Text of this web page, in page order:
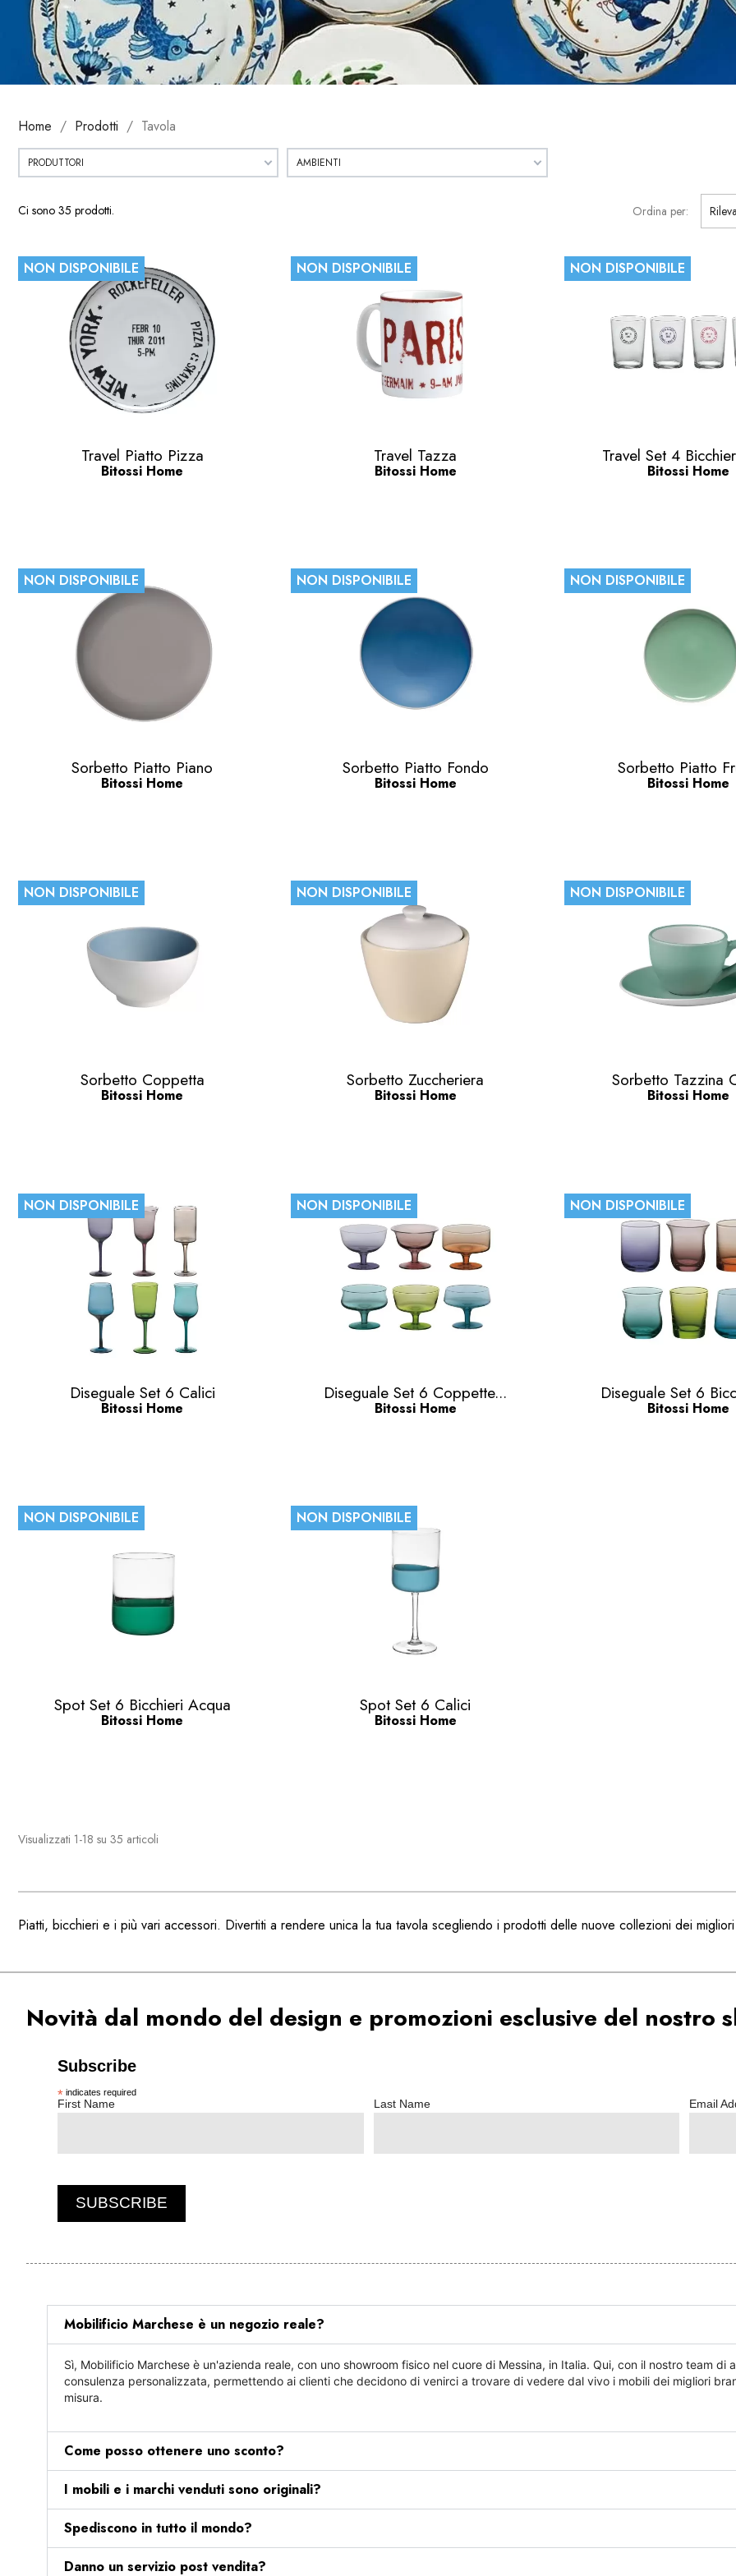
Home Prodotti Tavola
PRODUTTORI AMBIENTI
Ci sono 35 prodotti. Ordina per:
 Anteprima
Travel Piatto Pizza
Bitossi Home
NON DISPONIBILE
Anteprima
Travel Tazza
Bitossi Home
NON DISPONIBILE
 Anteprima
Travel Set 4
Bitossi Home
NON DISPONIBILE
Anteprima
Sorbetto Piatto Piano
Bitossi Home
NON DISPONIBILE
Anteprima
Sorbetto Piatto Fondo
Bitossi Home
NON DISPONIBILE
Anteprima
Sorbetto Piatto
Bitossi Home
NON DISPONIBILE
Anteprima
Sorbetto Coppetta
Bitossi Home
NON DISPONIBILE
Anteprima
Sorbetto Zuccheriera
Bitossi Home
NON DISPONIBILE
 Anteprima
Sorbetto Tazzina
Bitossi Home
NON DISPONIBILE
Anteprima
Diseguale Set 6 Calici
Bitossi Home
NON DISPONIBILE
Anteprima
Diseguale Set 6 Coppette...
Bitossi Home
NON DISPONIBILE
 Anteprima
Diseguale Set 6
Bitossi Home
NON DISPONIBILE
Anteprima
Spot Set 6 Bicchieri Acqua
Bitossi Home
NON DISPONIBILE
Anteprima
Spot Set 6 Calici
Bitossi Home
NON DISPONIBILE
Visualizzati 1-18 su 35 articoli
Piatti, bicchieri e i più vari accessori. Divertiti a rendere unica la tua tavola scegliendo i prodotti delle nuove collezioni dei
Novità dal mondo del design e promozioni esclusive del nostro
Subscribe
* indicates required
First Name Last Name Email
Mobilificio Marchese è un negozio reale?
Sì, Mobilificio Marchese è un'azienda reale, con uno showroom fisico nel cuore di Messina, in Italia. Qui, con il nostro team
consulenza personalizzata, permettendo ai clienti che decidono di venirci a trovare di vedere dal vivo i mobili dei migliori
misura.
Come posso ottenere uno sconto?
I mobili e i marchi venduti sono originali?
Spediscono in tutto il mondo?
Danno un servizio post vendita?